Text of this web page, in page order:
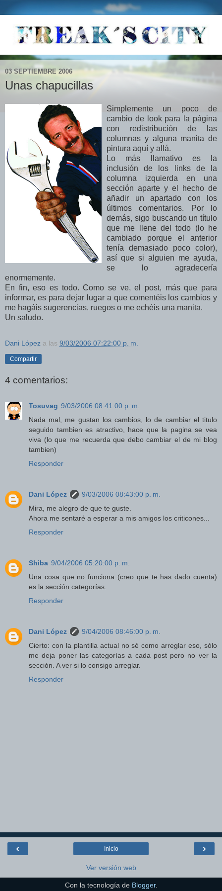
03 SEPTIEMBRE 2006
Unas chapucillas
Simplemente un poco de
cambio de look para la página
con redistribución de las
columnas y alguna manita de
pintura aquí y allá.
Lo más llamativo es la
inclusión de los links de la
columna izquierda en una
sección aparte y el hecho de
añadir un apartado con los
últimos comentarios. Por lo
demás, sigo buscando un título
que me llene del todo (lo he
cambiado porque el anterior
tenía demasiado poco color),
así que si alguien me ayuda,
se lo agradecería
enormemente.
En fin, eso es todo. Como se ve, el post, más que para
informar, es para dejar lugar a que comentéis los cambios y
me hagáis sugerencias, ruegos o me echéis una manita.
Un saludo.
Dani López a las 9/03/2006 07:22:00 p. m.
Compartir
4 comentarios:
Tosuvag 9/03/2006 08:41:00 p. m.
Nada mal, me gustan los cambios, lo de cambiar el titulo
seguido tambien es atractivo, hace que la pagina se vea
viva (lo que me recuerda que debo cambiar el de mi blog
tambien)
Responder
Dani López
9/03/2006 08:43:00 p. m.
Mira, me alegro de que te guste.
Ahora me sentaré a esperar a mis amigos los criticones...
Responder
Shiba 9/04/2006 05:20:00 p. m.
Una cosa que no funciona (creo que te has dado cuenta)
es la sección categorías.
Responder
Dani López
9/04/2006 08:46:00 p. m.
Cierto: con la plantilla actual no sé como arreglar eso, sólo
me deja poner las categorías a cada post pero no ver la
sección. A ver si lo consigo arreglar.
Responder
‹ ›
Inicio
Ver versión web
Con la tecnología de Blogger.